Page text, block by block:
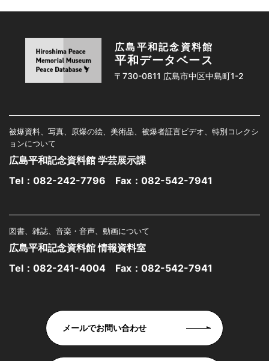
広島平和記念資料館
平和データベース
〒730-0811 広島市中区中島町1-2
被爆資料、写真、原爆の絵、美術品、被爆者証言ビデオ、特別コレクシ
ョンについて
広島平和記念資料館 学芸展示課
Tel： 082-242-7796 Fax：082-542-7941
図書、雑誌、音楽・音声、動画について
広島平和記念資料館 情報資料室
Tel： 082-241-4004 Fax：082-542-7941
メールでお問い合わせ